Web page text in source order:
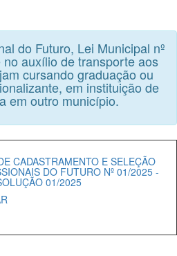
do Futuro, Lei Municipal nº
auxílio de transporte aos
cursando graduação ou
em instituição de
em outro município.
CADASTRAMENTO E SELEÇÃO
DO FUTURO Nº 01/2025 -
01/2025